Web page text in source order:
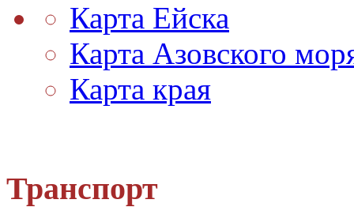
Карта Ейска
Карта Азовского
Карта края
Транспорт